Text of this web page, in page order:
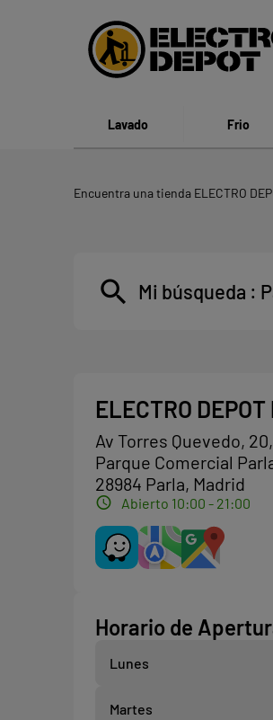
Lavado Frio
Encuentra una tienda ELECTRO
Mi búsqueda :
ELECTRO DEPOT
Av Torres Quevedo, 20,
Parque Comercial
28984 Parla, Madrid
Abierto 10:00 - 21:00
Horario de
Lunes
Martes